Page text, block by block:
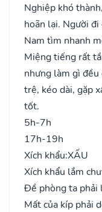
Nghiệp khó
hoãn lại. Người
Nam tìm nhanh
Miệng tiếng rất
nhưng làm gì đều
trệ, kéo dài, gặp
tốt.
5h-7h
17h-19h
Xích khẩu:XẤU
Xích khẩu lắm
Đề phòng ta phải
Mất của kíp phải